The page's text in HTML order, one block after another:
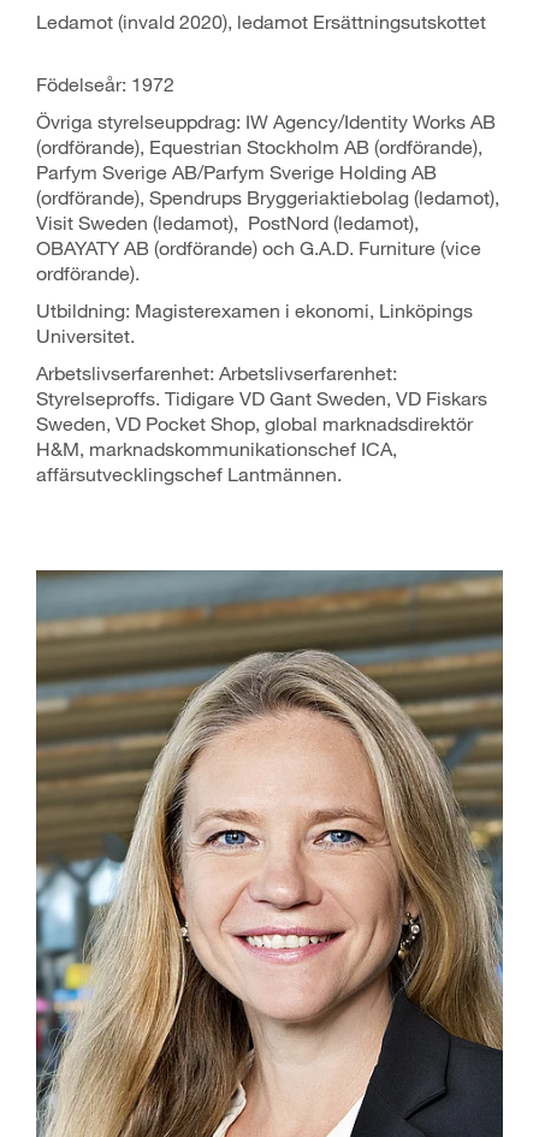
Ledamot (invald 2020), ledamot Ersättningsutskottet
Födelseår: 1972
Övriga styrelseuppdrag: IW Agency/Identity Works AB
(ordförande), Equestrian Stockholm AB (ordförande),
Parfym Sverige AB/Parfym Sverige Holding AB
(ordförande), Spendrups Bryggeriaktiebolag (ledamot),
Visit Sweden (ledamot), PostNord (ledamot),
OBAYATY AB (ordförande) och G.A.D. Furniture (vice
ordförande).
Utbildning: Magisterexamen i ekonomi, Linköpings
Universitet.
Arbetslivserfarenhet: Arbetslivserfarenhet:
Styrelseproffs. Tidigare VD Gant Sweden, VD Fiskars
Sweden, VD Pocket Shop, global marknadsdirektör
H&M, marknadskommunikationschef ICA,
affärsutvecklingschef Lantmännen.